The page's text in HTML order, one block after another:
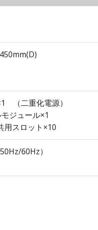
（二重化電源）
ジュール×1
用スロット×10
60Hz）